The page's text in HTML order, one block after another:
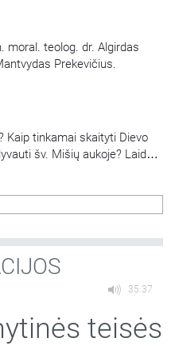
moral. teolog. dr. Algirdas
Prekevičius.
Kaip tinkamai skaityti Dievo
šv. Mišių aukoje? Laidoje
eterio metu atsako
policijos
35:37
teisės